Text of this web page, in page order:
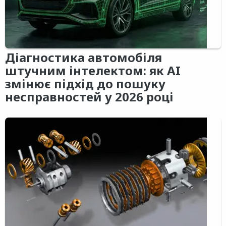
Діагностика автомобіля
штучним інтелектом: як AI
змінює підхід до пошуку
несправностей у 2026 році